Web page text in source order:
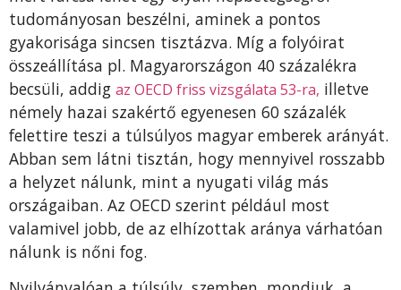
tudományosan beszélni, aminek a pontos
gyakorisága sincsen tisztázva. Míg a folyóirat
összeállítása pl. Magyarországon 40 százalékra
becsüli, addig az OECD friss vizsgálata 53-ra, illetve
némely hazai szakértő egyenesen 60 százalék
felettire teszi a túlsúlyos magyar emberek arányát.
Abban sem látni tisztán, hogy mennyivel rosszabb
a helyzet nálunk, mint a nyugati világ más
országaiban. Az OECD szerint például most
valamivel jobb, de az elhízottak aránya várhatóan
nálunk is nőni fog.